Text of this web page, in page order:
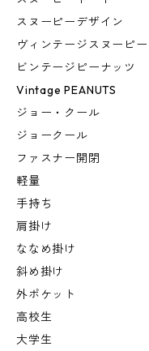
スヌーピーデザイン
ヴィンテージスヌーピー
ビンテージピーナッツ
Vintage PEANUTS
ジョー・クール
ジョークール
ファスナー開閉
軽量
手持ち
肩掛け
ななめ掛け
斜め掛け
外ポケット
高校生
大学生